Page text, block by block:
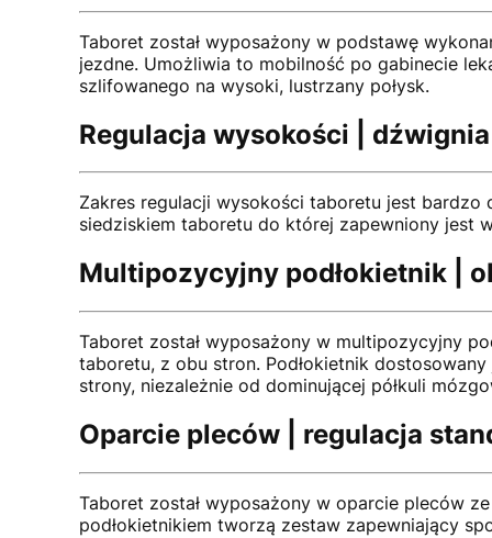
Taboret został wyposażony w podstawę
jezdne. Umożliwia to mobilność po gabinecie
szlifowanego na wysoki, lustrzany połysk.
Regulacja wysokości |
Zakres regulacji wysokości taboretu jest
siedziskiem taboretu do której zapewniony jest
Multipozycyjny podłokietnik |
Taboret został wyposażony w multipozycyjny
taboretu, z obu stron. Podłokietnik
strony, niezależnie od dominującej półkuli
Oparcie pleców | regulacja
Taboret został wyposażony w oparcie pleców
podłokietnikiem tworzą zestaw